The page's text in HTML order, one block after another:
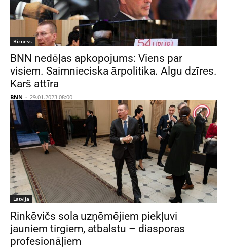
Bizness
BNN nedēļas apkopojums: Viens par
visiem. Saimnieciska ārpolitika. Algu dzīres.
Karš attīra
BNN - 29.01.2023 08:00
Latvija
Rinkēvičs sola uzņēmējiem piekļuvi
jauniem tirgiem, atbalstu – diasporas
profesionāļiem